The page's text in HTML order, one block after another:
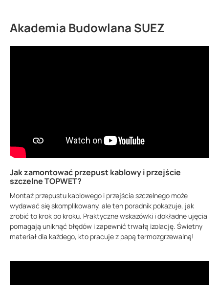
Akademia Budowlana SUEZ
Jak zamontować przepust kablowy i przejście
szczelne TOPWET?
Montaż przepustu kablowego i przejścia szczelnego może
wydawać się skomplikowany, ale ten poradnik pokazuje, jak
zrobić to krok po kroku. Praktyczne wskazówki i dokładne ujęcia
pomagają uniknąć błędów i zapewnić trwałą izolację. Świetny
materiał dla każdego, kto pracuje z papą termozgrzewalną!